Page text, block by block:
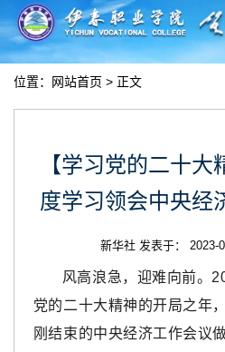
位置： 网站首页 > 正文
【学习党的二十
度学习领会中央经
新华社 发表于： 2023-
风高浪急，迎难向前。
党的二十大精神的开局之年
刚结束的中央经济工作会议